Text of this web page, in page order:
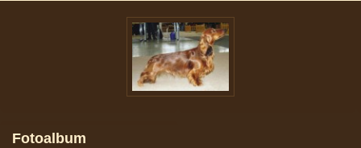
Fotoalbum